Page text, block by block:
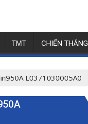
TMT CHIẾN THẮNG
L0371030005A0